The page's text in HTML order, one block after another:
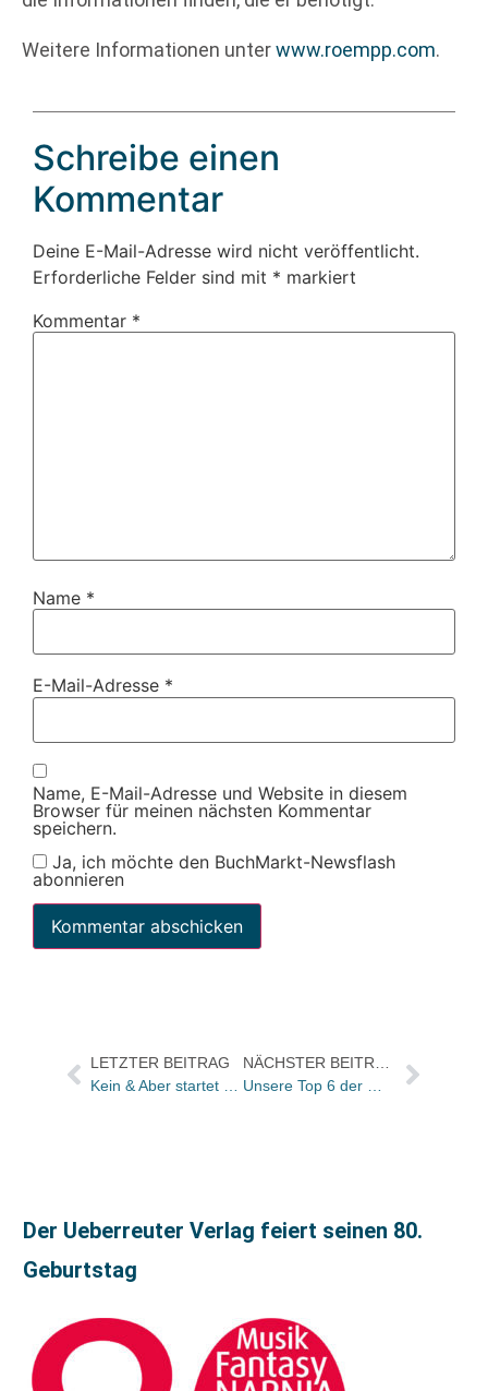
Weitere Informationen unterwww.roempp.com.
Schreibe einen
Kommentar
Deine E-Mail-Adresse wird nicht veröffentlicht.
Erforderliche Felder sind mit * markiert
Kommentar *
Name *
E-Mail-Adresse *
Name, E-Mail-Adresse und Website in diesem
Browser für meinen nächsten Kommentar
speichern.
Ja, ich möchte den BuchMarkt-Newsflash
abonnieren
LETZTER BEITRAG
Kein & Aber startet neue Werbekampagne mit der „besten Werbeagentur der Schweiz“
NÄCHSTER BEITRAG
Unsere Top 6 der Woche
Der Ueberreuter Verlag feiert seinen 80.
Geburtstag